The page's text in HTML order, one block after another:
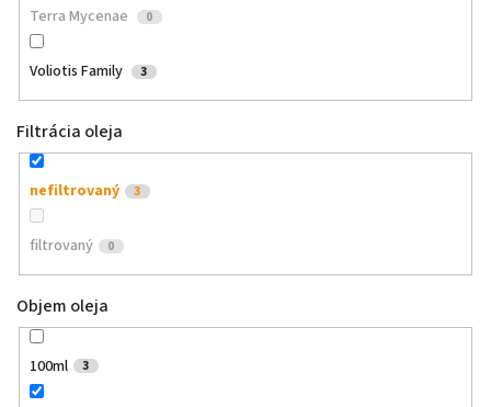
Terra Mycenae 0
Voliotis Family 3
Filtrácia oleja
nefiltrovaný 3
filtrovaný 0
Objem oleja
100ml 3